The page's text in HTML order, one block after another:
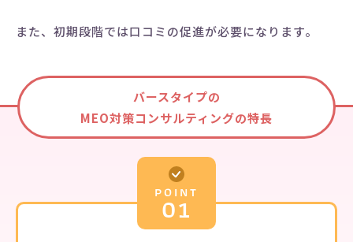
また、初期段階では口コミの促進が必要になります。
バースタイプの
MEO対策コンサルティングの特長
POINT
01